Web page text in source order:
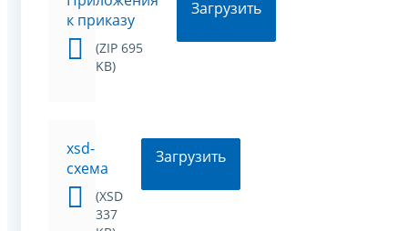
к приказу
(ZIP 695
KB)
Загрузить
xsd-
схема
(XSD
337
Загрузить